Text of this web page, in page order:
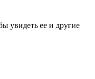
увидеть ее и другие